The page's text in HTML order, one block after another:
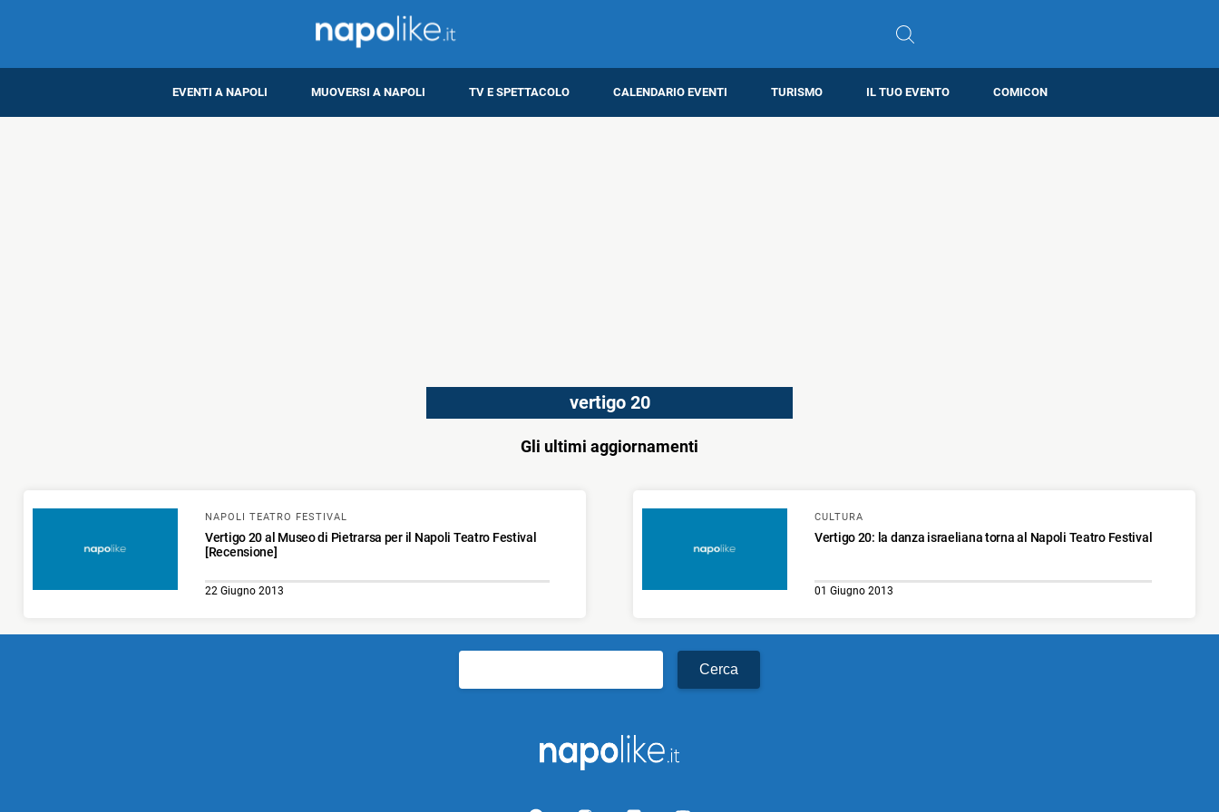
EVENTI A NAPOLI MUOVERSI A NAPOLI TV E SPETTACOLO CALENDARIO EVENTI TURISMO IL TUO EVENTO COMICON
vertigo 20
Gli ultimi aggiornamenti
NAPOLI TEATRO FESTIVAL
Vertigo 20 al Museo di Pietrarsa per il Napoli Teatro Festival
[Recensione]
22 Giugno 2013
CULTURA
Vertigo 20: la danza israeliana torna al Napoli Teatro Festival
01 Giugno 2013
per: